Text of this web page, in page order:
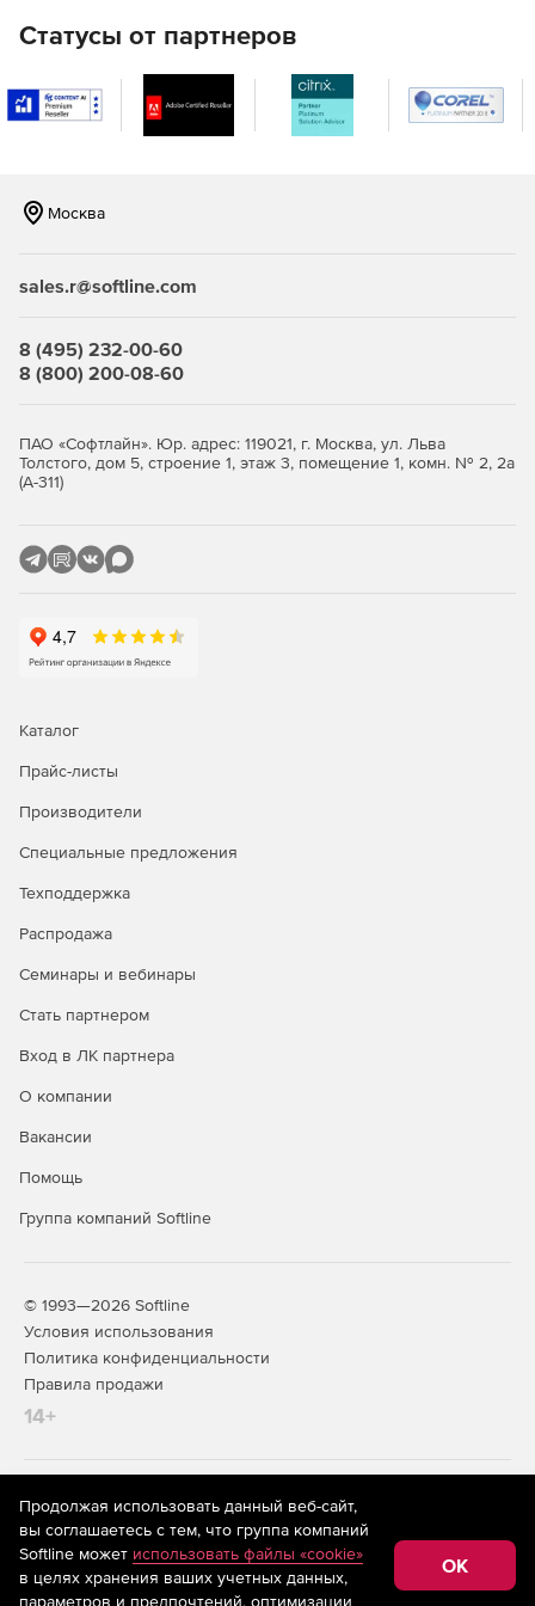
трафика до загрузки сообщений.
Мониторинг запуска и блокировка заданных
категорий web-сайтов для оптимизации
использования интернет-соединения сотрудниками.
электронной почты и web-трафика через межсетевой
2 типа шифрования данных: шифрование архивов или
Централизованное управление.
Статусы от партнеров
Москва
sales.r@softline.com
8 (495) 232-00-60
8 (800) 200-08-60
ПАО «Софтлайн». Юр. адрес: 119021, г. Москва, ул. Льва
Толстого, дом 5, строение 1, этаж 3, помещение 1, комн. № 2, 2а
(А-311)
Каталог
Прайс-листы
Производители
Специальные предложения
Техподдержка
Распродажа
Семинары и вебинары
Стать партнером
Вход в ЛК партнера
О компании
Вакансии
Помощь
Группа компаний Softline
© 1993—2026 Softline
Условия использования
Политика конфиденциальности
Правила продажи
14+
На информационном ресурсе store.softline.ru применяются
рекомендательные технологии
(информационные технологии
предоставления информации на основе сбора,
систематизации и анализа сведений, относящихся к
предпочтениям пользователей сети «Интернет»,
находящихся на территории Российской Федерации)
Продолжая использовать данный веб-сайт,
вы соглашаетесь с тем, что группа компаний
Softline может использовать файлы «cookie»
в целях хранения ваших учетных данных,
параметров и предпочтений, оптимизации
OK